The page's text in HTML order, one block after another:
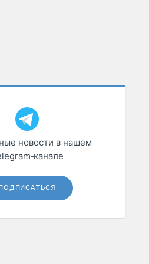
новости в нашем
ПОДПИСАТЬСЯ